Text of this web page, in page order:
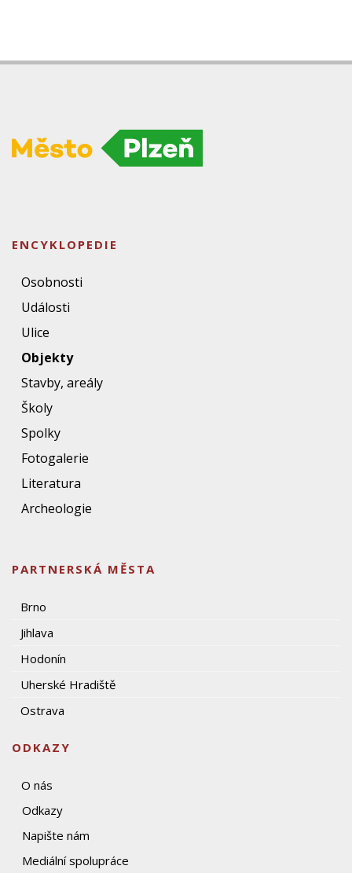
ENCYKLOPEDIE
Osobnosti
Události
Ulice
Objekty
Stavby, areály
Školy
Spolky
Fotogalerie
Literatura
Archeologie
PARTNERSKÁ MĚSTA
Brno
Jihlava
Hodonín
Uherské Hradiště
Ostrava
ODKAZY
O nás
Odkazy
Napište nám
Mediální spolupráce